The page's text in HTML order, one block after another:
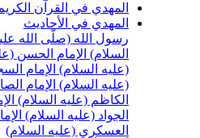
في القرآن الكريم
في الأحاديث
الله (صلّى الله عليه وآله) أمير
الإمام الحسن (عليه السلام)
الإمام السجاد (عليه
الإمام الصادق (عليه
(عليه السلام) الإمام الرضا
(عليه السلام) الإمام الهادي
(عليه السلام)